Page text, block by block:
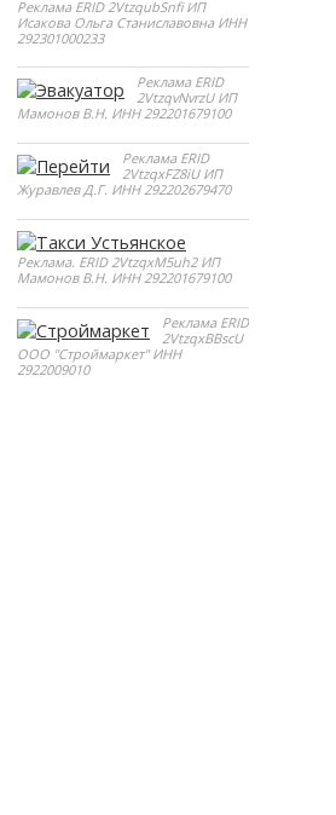
Реклама ERID 2VtzqubSnfi ИП
Исакова Ольга Станиславовна ИНН
292301000233
Реклама ERID
2VtzqvNvrzU ИП
Мамонов В.Н. ИНН 292201679100
Реклама ERID
2VtzqxFZ8iU ИП
Журавлев Д.Г. ИНН 292202679470
Реклама. ERID 2VtzqxM5uh2 ИП
Мамонов В.Н. ИНН 292201679100
Реклама ERID
2VtzqxBBscU
ООО "Строймаркет" ИНН
2922009010